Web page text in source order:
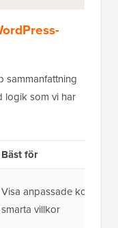
sammanfattning
logik som vi har
Bäst för
Visa anpassade
smarta villkor